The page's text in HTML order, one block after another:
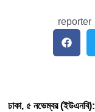
reporter
ঢাকা, ৫ নভেম্বর (ইউএনবি):